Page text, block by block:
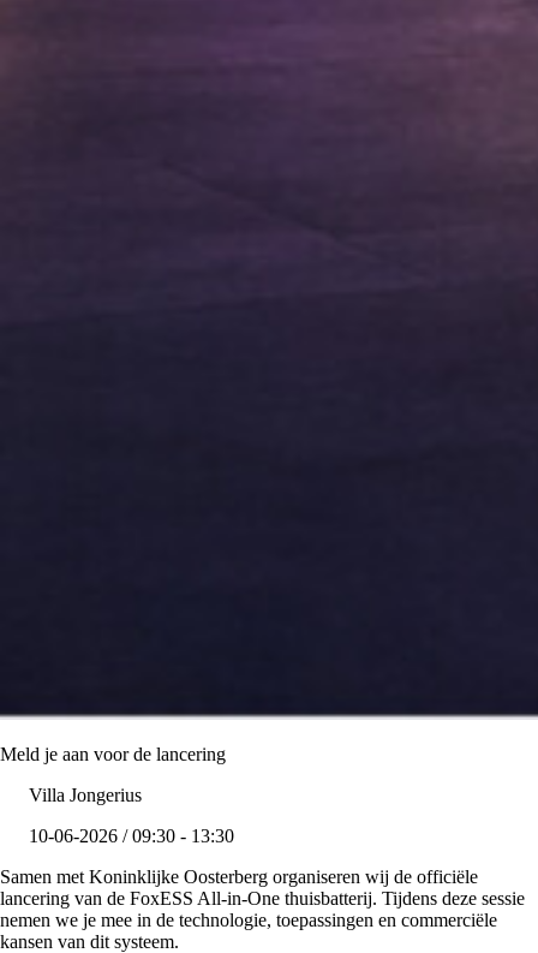
Meld je aan voor de lancering
Villa Jongerius
10-06-2026 / 09:30 - 13:30
Samen met Koninklijke Oosterberg organiseren wij de officiële
lancering van de FoxESS All-in-One thuisbatterij. Tijdens deze sessie
nemen we je mee in de technologie, toepassingen en commerciële
kansen van dit systeem.